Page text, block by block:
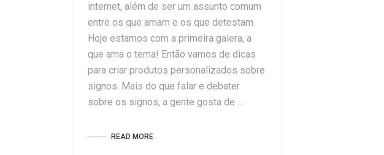
internet, além de ser um assunto comum
entre os que amam e os que detestam.
Hoje estamos com a primeira galera, a
que ama o tema! Então vamos de dicas
para criar produtos personalizados sobre
signos. Mais do que falar e debater
sobre os signos, a gente gosta de …
READ MORE